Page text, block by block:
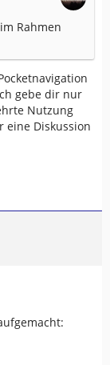
Rahmen
gebe dir nur
Nutzung
eine Diskussion